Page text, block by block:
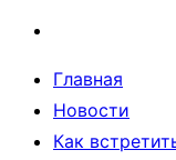
Главная
Новости
Как